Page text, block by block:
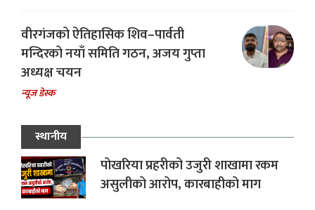
वीरगंजको ऐतिहासिक शिव–पार्वती
मन्दिरको नयाँ समिति गठन, अजय गुप्ता
अध्यक्ष चयन
न्यूज डेस्क
स्थानीय
पोखरिया प्रहरीको उजुरी शाखामा रकम
असुलीको आरोप, कारबाहीको माग